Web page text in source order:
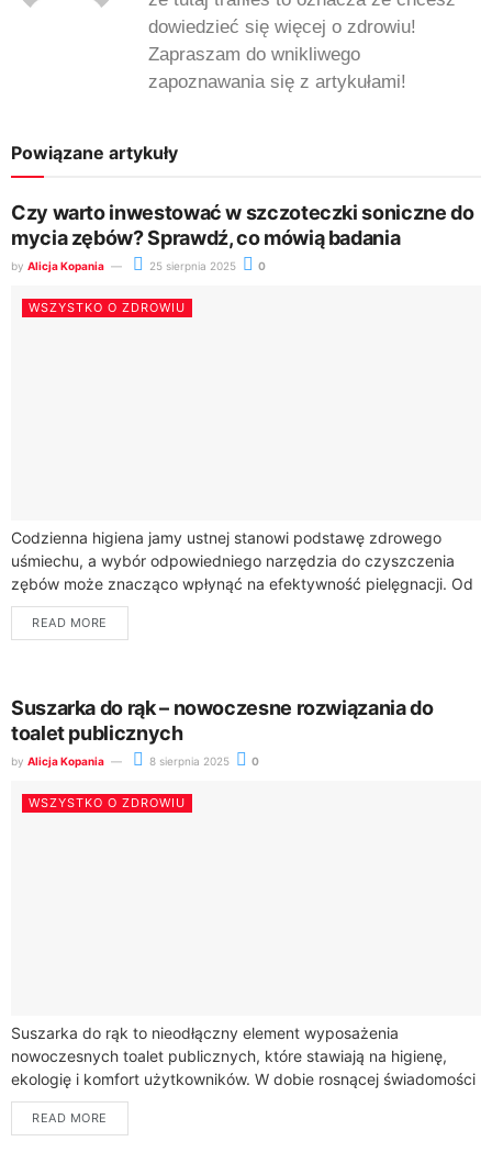
dowiedzieć się więcej o zdrowiu!
Zapraszam do wnikliwego
zapoznawania się z artykułami!
Powiązane artykuły
Czy warto inwestować w szczoteczki soniczne do
mycia zębów? Sprawdź, co mówią badania
by Alicja Kopania 25 sierpnia 2025 0
WSZYSTKO O ZDROWIU
Codzienna higiena jamy ustnej stanowi podstawę zdrowego
uśmiechu, a wybór odpowiedniego narzędzia do czyszczenia
zębów może znacząco wpłynąć na efektywność pielęgnacji. Od
kilku lat coraz większym zainteresowaniem cieszą się
szczoteczki...
READ MORE
Suszarka do rąk – nowoczesne rozwiązania do
toalet publicznych
by Alicja Kopania 8 sierpnia 2025 0
WSZYSTKO O ZDROWIU
Suszarka do rąk to nieodłączny element wyposażenia
nowoczesnych toalet publicznych, które stawiają na higienę,
ekologię i komfort użytkowników. W dobie rosnącej świadomości
dotyczącej ochrony środowiska i efektywnego zarządzania
zasobami, nowoczesne...
READ MORE